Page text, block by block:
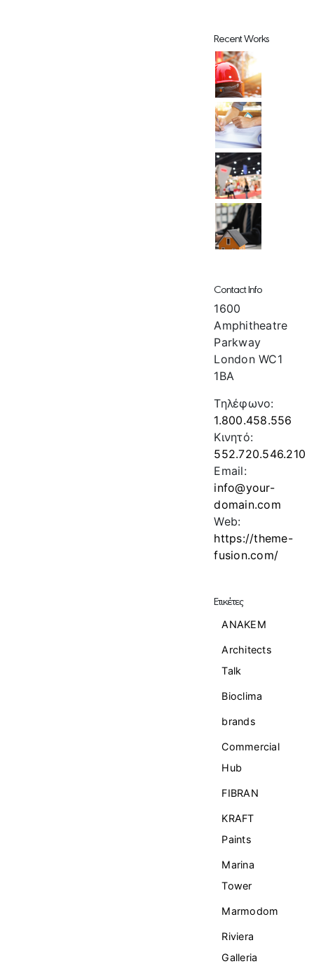
Recent Works
Contact Info
1600
Amphitheatre
Parkway
London WC1
1BA
Τηλέφωνο:
1.800.458.556
Κινητό:
552.720.546.210
Email:
info@your-
domain.com
Web:
https://theme-
fusion.com/
Ετικέτες
ANAKEM
Architects
Talk
Bioclima
brands
Commercial
Ηub
FIBRAN
KRAFT
Paints
Marina
Tower
Marmodom
Riviera
Galleria